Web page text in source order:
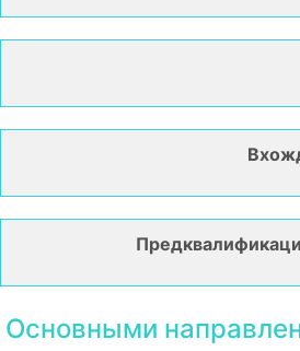
Основными